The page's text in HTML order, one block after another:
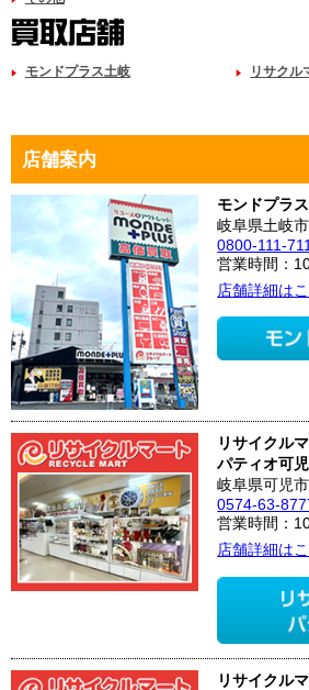
モンドプラス土岐 リサクル
店舗案内
モンドプラ
岐阜県土岐
0800-111-
営業時間：
店舗詳細は
リサイクル
パティオ可
岐阜県可児
0574-63-
営業時間：
店舗詳細は
リサイクル